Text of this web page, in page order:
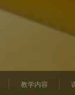
教学内容